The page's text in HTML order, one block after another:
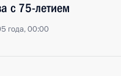
с 75-летием
года, 00:00